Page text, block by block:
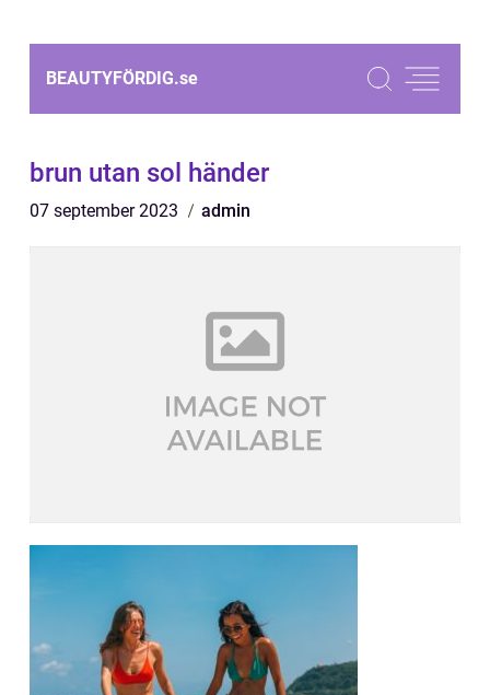
BEAUTYFÖRDIG.se
brun utan sol händer
07 september 2023 admin